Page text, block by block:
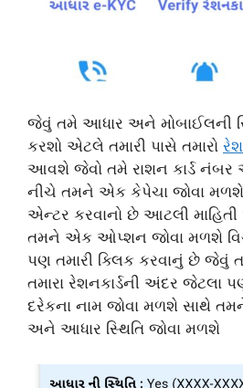
જેવું તમે આધાર અને મોબાઈલની
કરશો એટલે તમારી પાસે તમારો
આવશે જેવો તમે રાશન કાર્ડ
નીચે તમને એક કેપેચા જોવા
એન્ટર કરવાનો છે આટલી માહિતી
તમને એક ઓપ્શન જોવા મળશે
પણ તમારી ક્લિક કરવાનું છે જેવું
તમારા રેશનકાર્ડની અંદર જેટલા
દરેકના નામ જોવા મળશે સાથે
અને આધાર સ્થિતિ જોવા મળશે